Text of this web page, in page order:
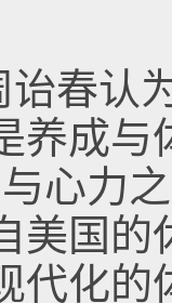
诒春认
养成与
心力
美国的
代化的